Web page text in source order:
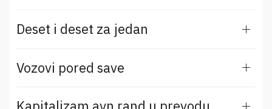
Deset i deset za jedan
Vozovi pored save